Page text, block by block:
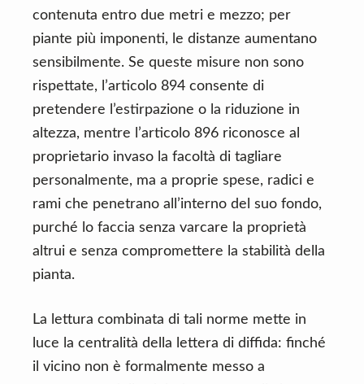
contenuta entro due metri e mezzo; per
piante più imponenti, le distanze aumentano
sensibilmente. Se queste misure non sono
rispettate, l’articolo 894 consente di
pretendere l’estirpazione o la riduzione in
altezza, mentre l’articolo 896 riconosce al
proprietario invaso la facoltà di tagliare
personalmente, ma a proprie spese, radici e
rami che penetrano all’interno del suo fondo,
purché lo faccia senza varcare la proprietà
altrui e senza compromettere la stabilità della
pianta.
La lettura combinata di tali norme mette in
luce la centralità della lettera di diffida: finché
il vicino non è formalmente messo a